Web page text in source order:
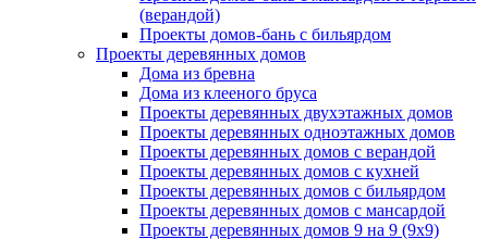
(верандой)
Проекты домов-бань с бильярдом
Проекты деревянных домов
Дома из бревна
Дома из клееного бруса
Проекты деревянных двухэтажных домов
Проекты деревянных одноэтажных домов
Проекты деревянных домов с верандой
Проекты деревянных домов с кухней
Проекты деревянных домов с бильярдом
Проекты деревянных домов с мансардой
Проекты деревянных домов 9 на 9 (9x9)